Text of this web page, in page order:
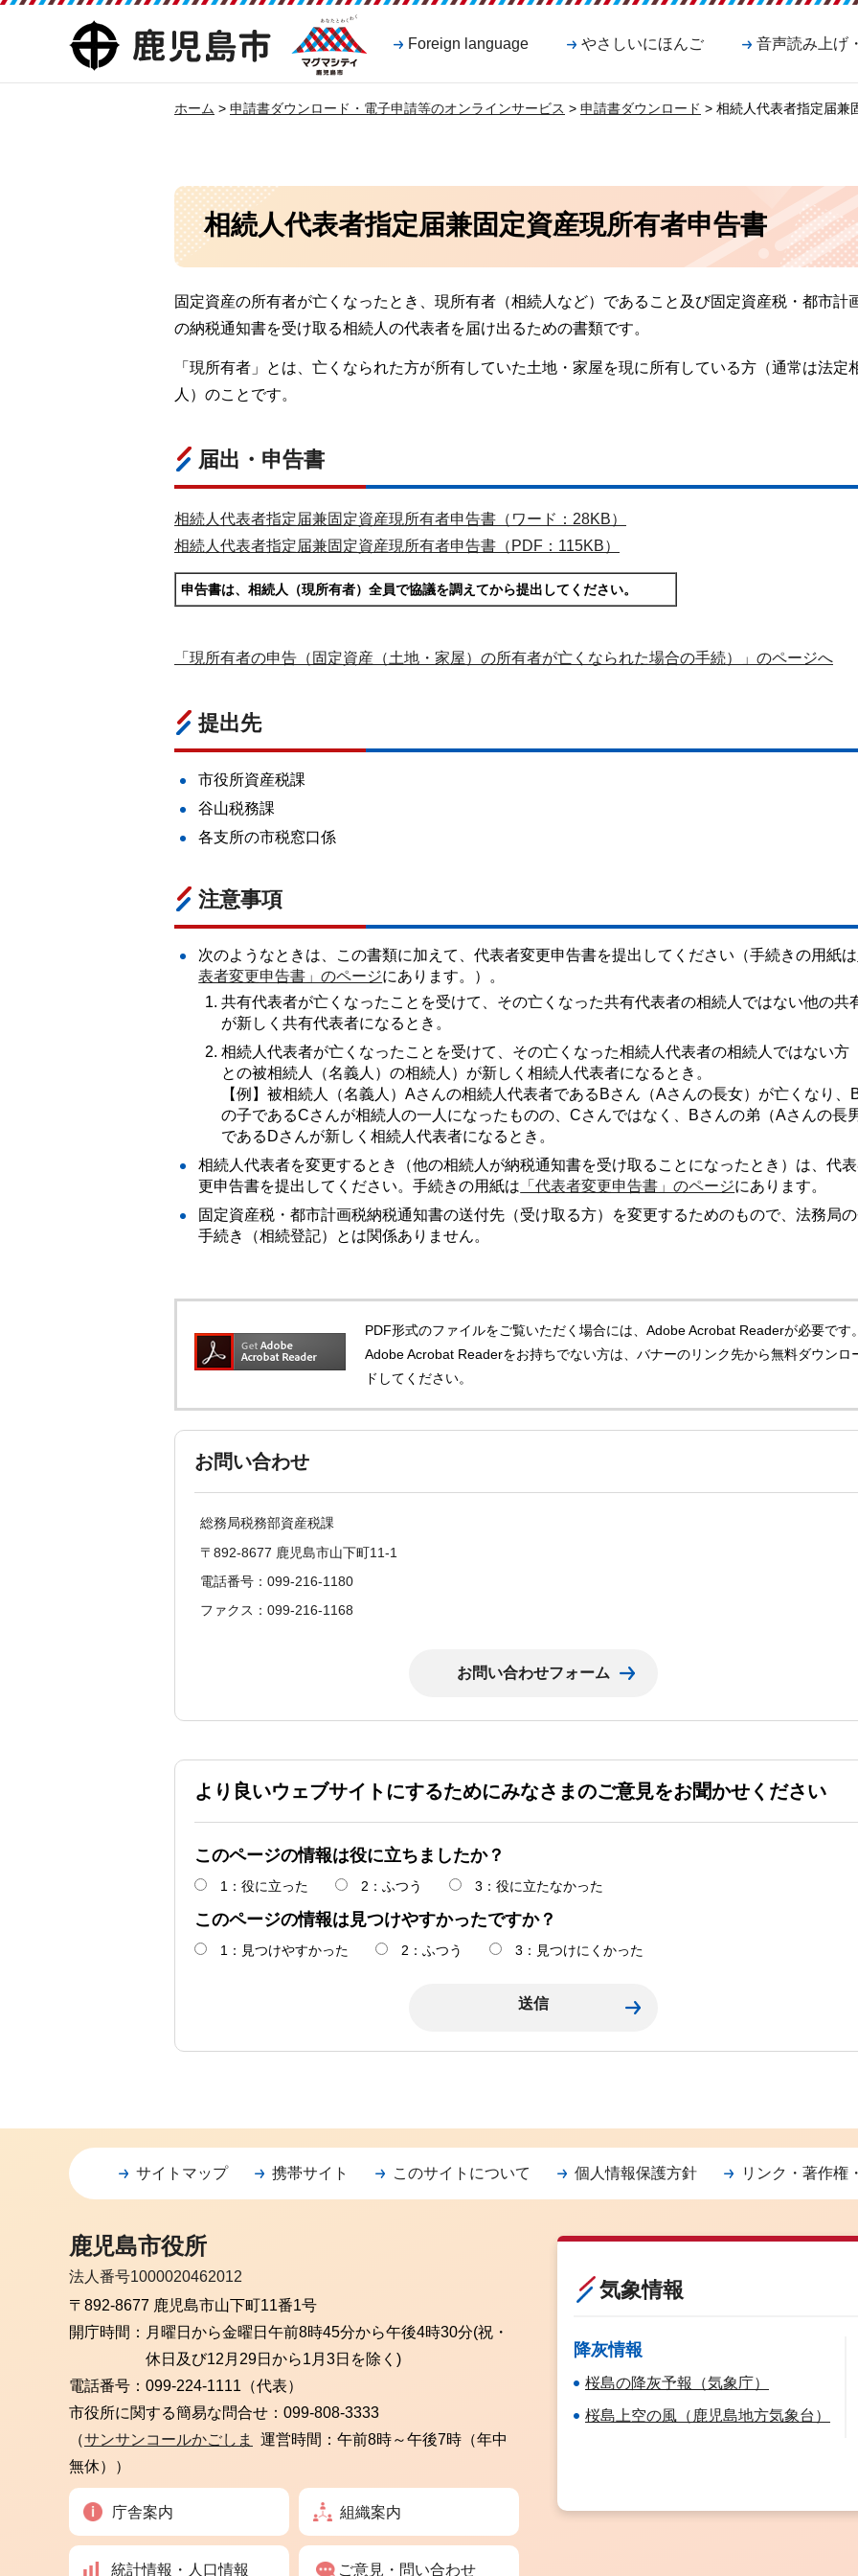
鹿児島市
マグマシティ
鹿児島市
Foreign language やさしいにほんご 音声読み上げ
ホーム > 申請書ダウンロード・電子申請等のオンラインサービス > 申請書ダウンロード > 相続人代表者指定届兼
相続人代表者指定届兼固定資産現所有者申告書
固定資産の所有者が亡くなったとき、現所有者（相続人など）であること及び固定資産税・都市計
の納税通知書を受け取る相続人の代表者を届け出るための書類です。
「現所有者」とは、亡くなられた方が所有していた土地・家屋を現に所有している方（通常は法定
人）のことです。
届出・申告書
相続人代表者指定届兼固定資産現所有者申告書（ワード：28KB）
相続人代表者指定届兼固定資産現所有者申告書（PDF：115KB）
申告書は、相続人（現所有者）全員で協議を調えてから提出してください。
「現所有者の申告（固定資産（土地・家屋）の所有者が亡くなられた場合の手続）」のページへ
提出先
市役所資産税課
谷山税務課
各支所の市税窓口係
注意事項
次のようなときは、この書類に加えて、代表者変更申告書を提出してください（手続きの用紙は
表者変更申告書」のページにあります。）。
共有代表者が亡くなったことを受けて、その亡くなった共有代表者の相続人ではない他の共
が新しく共有代表者になるとき。
相続人代表者が亡くなったことを受けて、その亡くなった相続人代表者の相続人ではない方
との被相続人（名義人）の相続人）が新しく相続人代表者になるとき。
【例】被相続人（名義人）Aさんの相続人代表者であるBさん（Aさんの長女）が亡くなり、
の子であるCさんが相続人の一人になったものの、Cさんではなく、Bさんの弟（Aさんの長
であるDさんが新しく相続人代表者になるとき。
相続人代表者を変更するとき（他の相続人が納税通知書を受け取ることになったとき）は、代
更申告書を提出してください。手続きの用紙は 「代表者変更申告書」のページにあります。
固定資産税・都市計画税納税通知書の送付先（受け取る方）を変更するためのもので、法務局
手続き（相続登記）とは関係ありません。
PDF形式のファイルをご覧いただく場合には、Adobe Acrobat Readerが必要です
Adobe Acrobat Readerをお持ちでない方は、バナーのリンク先から無料ダウンロ
ドしてください。
お問い合わせ
総務局税務部資産税課
〒892-8677 鹿児島市山下町11-1
電話番号：099-216-1180
ファクス：099-216-1168
より良いウェブサイトにするためにみなさまのご意見をお聞かせください
このページの情報は役に立ちましたか？
1：役に立った 2：ふつう 3：役に立たなかった
このページの情報は見つけやすかったですか？
1：見つけやすかった 2：ふつう 3：見つけにくかった
サイトマップ 携帯サイト このサイトについて 個人情報保護方針 リンク・著作権
鹿児島市役所
法人番号1000020462012
〒892-8677 鹿児島市山下町11番1号
開庁時間： 月曜日から金曜日 午前8時45分から午後4時30分(祝・
休日及び12月29日から1月3日を除く)
電話番号： 099-224-1111（代表）
市役所に関する簡易な問合せ： 099-808-3333
（サンサンコールかごしま
運営時間：午前8時～午後7時（年中
無休））
庁舎案内 組織案内
統計情報・人口情報 ご意見・問い合わせ
気象情報
降灰情報
桜島の降灰予報（気象庁）
桜島上空の風（鹿児島地方気象台）